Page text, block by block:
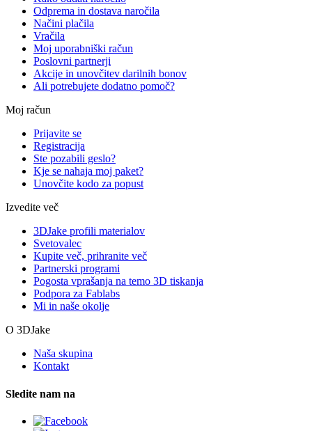
Odprema in dostava naročila
Načini plačila
Vračila
Moj uporabniški račun
Poslovni partnerji
Akcije in unovčitev darilnih bonov
Ali potrebujete dodatno pomoč?
Moj račun
Prijavite se
Registracija
Ste pozabili geslo?
Kje se nahaja moj paket?
Unovčite kodo za popust
Izvedite več
3DJake profili materialov
Svetovalec
Kupite več, prihranite več
Partnerski programi
Pogosta vprašanja na temo 3D tiskanja
Podpora za Fablabs
Mi in naše okolje
O 3DJake
Naša skupina
Kontakt
Sledite nam na